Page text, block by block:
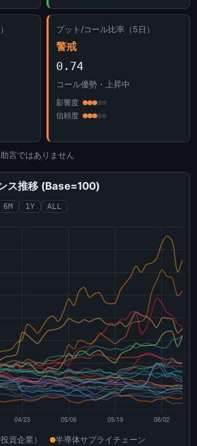
プット/コール比率（5日）
警戒
0.74
コール優勢・上昇中
影響度
信頼度
言ではありません
ス推移 (Base=100)
6M 1Y ALL
資企業）
半導体サプライチェーン